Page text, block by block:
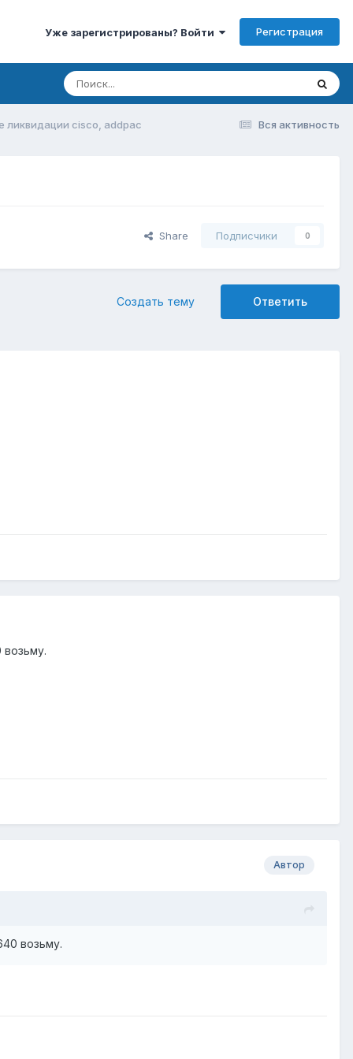
Уже зарегистрированы? Войти Регистрация
Вся активность
ликвидации cisco, addpac
Share Подписчики 0
Ответить
Создать тему
Автор
возьму.